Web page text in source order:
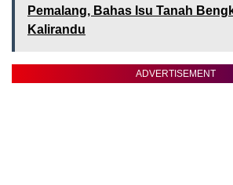
Pemalang, Bahas Isu Tanah
Kalirandu
ADVERTISEMENT